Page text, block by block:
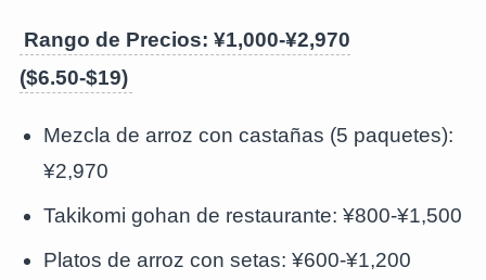
Rango de Precios: ¥1,000-¥2,970
($6.50-$19)
Mezcla de arroz con castañas (5 paquetes):
¥2,970
Takikomi gohan de restaurante: ¥800-¥1,500
Platos de arroz con setas: ¥600-¥1,200